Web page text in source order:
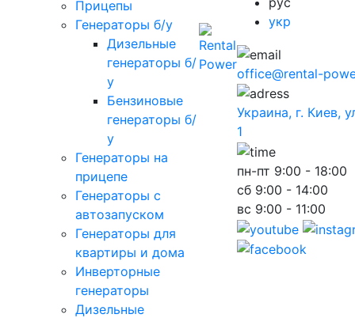
Прицепы
Генераторы б/у
Дизельные
генераторы б/
у
Бензиновые
генераторы б/
у
Генераторы на
прицепе
Генераторы с
автозапуском
Генераторы для
квартиры и дома
Инверторные
генераторы
Дизельные
укр
office@rental-
Украина, г. Киев,
1
пн-пт 9:00 - 18:00
сб 9:00 - 14:00
вс 9:00 - 11:00